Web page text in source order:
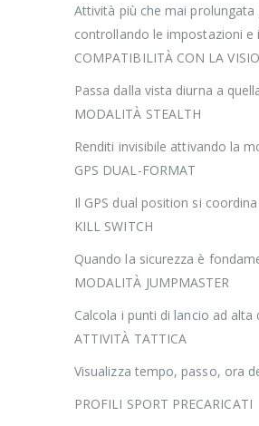
Attività più che mai
controllando le impostazioni e
COMPATIBILITÀ CON LA
Passa dalla vista diurna a
MODALITÀ STEALTH
Renditi invisibile attivando la
GPS DUAL-FORMAT
Il GPS dual position si
KILL SWITCH
Quando la sicurezza è
MODALITÀ JUMPMASTER
Calcola i punti di lancio ad
ATTIVITÀ TATTICA
Visualizza tempo, passo, ora
PROFILI SPORT PRECARICATI